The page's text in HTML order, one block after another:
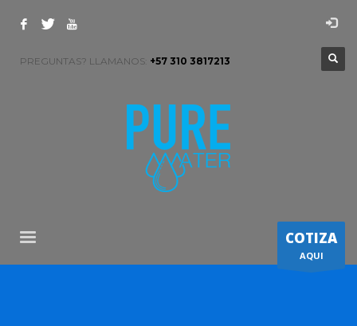
PREGUNTAS? LLAMANOS: +57 310 3817213
COTIZA
AQUI